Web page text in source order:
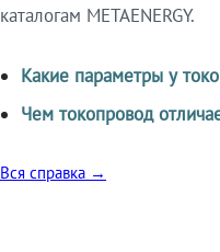
каталогам METAENERGY.
Какие параметры у
Чем токопровод
Вся справка →